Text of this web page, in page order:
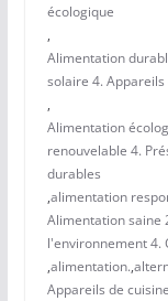
écologique
,
Alimentation
solaire 4.
,
Alimentation
renouvelable 4.
durables
,alimentation
Alimentation saine
l'environnement 4.
,alimentation.,
Appareils de